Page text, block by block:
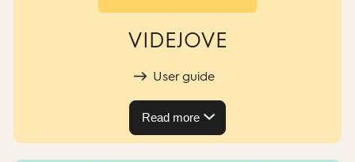
VIDEJOVE
User guide
Read more